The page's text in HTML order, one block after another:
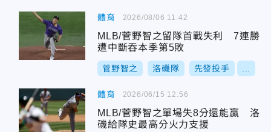
體育
MLB/菅野智之留隊首戰失利 7連勝
遭中斷吞本季第5敗
菅野智之 洛磯隊 先發投手
2026/08/06 11:42
體育
MLB/菅野智之單場失8分還能贏 洛
磯給隊史最高分火力支援
2026/06/15 12:56